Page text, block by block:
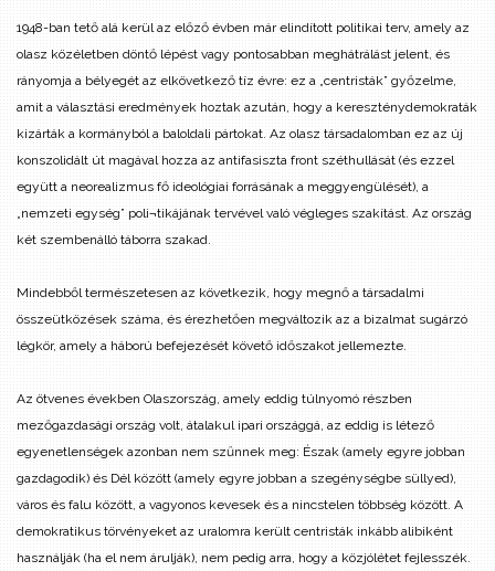
1948-ban tető alá kerül az előző évben már elindított politikai terv, amely az
olasz közéletben döntő lépést vagy pontosabban meghátrálást jelent, és
rányomja a bélyegét az elkövetkező tíz évre: ez a „centristák” győzelme,
amit a választási eredmények hoztak azután, hogy a kereszténydemokraták
kizárták a kormányból a baloldali pártokat. Az olasz társadalomban ez az új
konszolidált út magával hozza az antifasiszta front széthullását (és ezzel
együtt a neorealizmus fő ideológiai forrásának a meggyengülését), a
„nemzeti egység” poli¬tikájának tervével való végleges szakítást. Az ország
két szembenálló táborra szakad.
Mindebből természetesen az következik, hogy megnő a társadalmi
összeütközések száma, és érezhetően megváltozik az a bizalmat sugárzó
légkör, amely a háború befejezését követő időszakot jellemezte.
Az ötvenes években Olaszország, amely eddig túlnyomó részben
mezőgazdasági ország volt, átalakul ipari országgá, az eddig is létező
egyenetlenségek azonban nem szűnnek meg: Észak (amely egyre jobban
gazdagodik) és Dél között (amely egyre jobban a szegénységbe süllyed),
város és falu között, a vagyonos kevesek és a nincstelen többség között. A
demokratikus törvényeket az uralomra került centristák inkább alibiként
használják (ha el nem árulják), nem pedig arra, hogy a közjólétet fejlesszék.